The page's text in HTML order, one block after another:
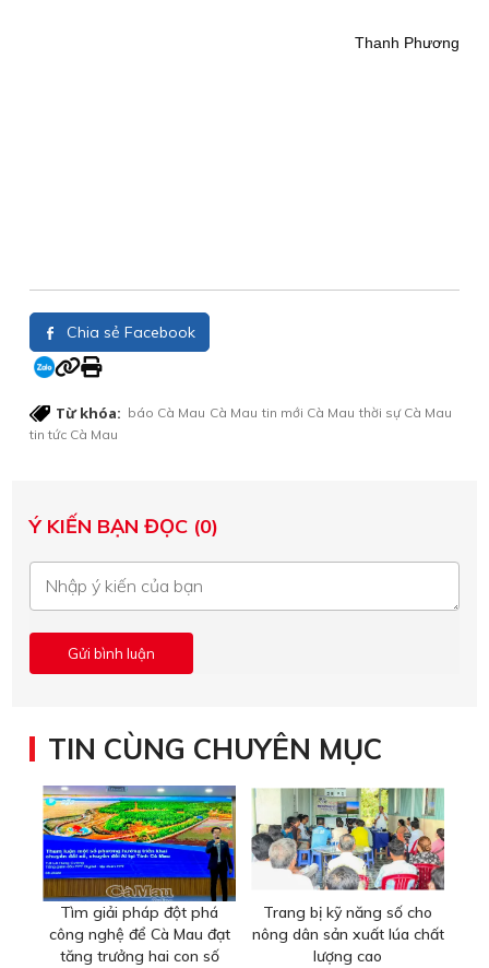
Thanh Phương
Chia sẻ Facebook
Từ khóa: báo Cà Mau Cà Mau tin mới Cà Mau thời sự Cà Mau
tin tức Cà Mau
Ý KIẾN BẠN ĐỌC (0)
TIN CÙNG CHUYÊN MỤC
Tìm giải pháp đột phá
công nghệ để Cà Mau đạt
tăng trưởng hai con số
Trang bị kỹ năng số cho
nông dân sản xuất lúa chất
lượng cao